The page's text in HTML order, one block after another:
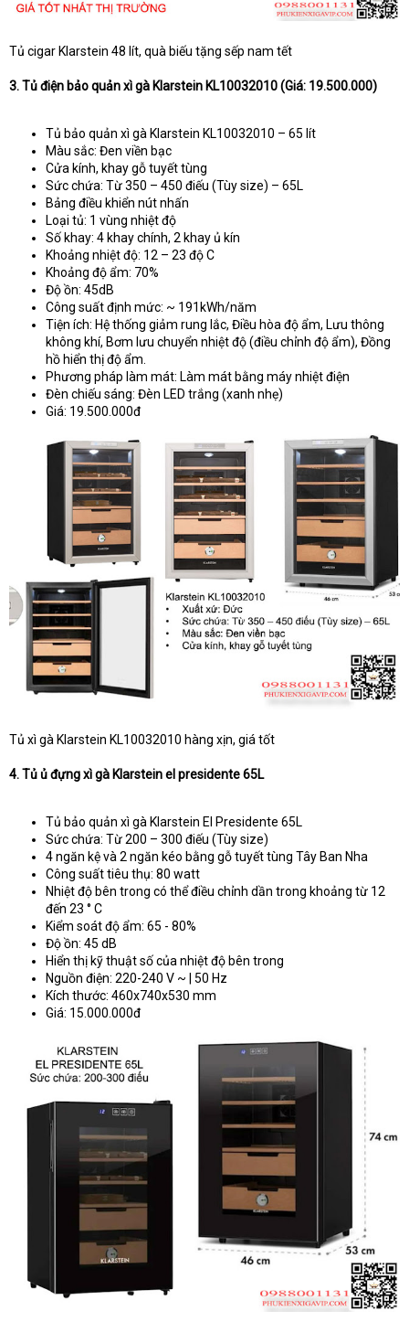
Tủ cigar Klarstein 48 lít, quà biếu tặng sếp nam tết
3. Tủ điện bảo quản xì gà Klarstein KL10032010 (Giá: 19.500.000)
Tủ bảo quản xì gà Klarstein KL10032010 – 65 lít
Màu sắc: Đen viền bạc
Cửa kính, khay gỗ tuyết tùng
Sức chứa: Từ 350 – 450 điếu (Tùy size) – 65L
Bảng điều khiển nút nhấn
Loại tủ: 1 vùng nhiệt độ
Số khay: 4 khay chính, 2 khay ủ kín
Khoảng nhiệt độ: 12 – 23 độ C
Khoảng độ ẩm: 70%
Độ ồn: 45dB
Công suất định mức: ~ 191kWh/năm
Tiện ích: Hệ thống giảm rung lắc, Điều hòa độ ẩm, Lưu thông
không khí, Bơm lưu chuyển nhiệt độ (điều chỉnh độ ẩm), Đồng
hồ hiển thị độ ẩm.
Phương pháp làm mát: Làm mát bằng máy nhiệt điện
Đèn chiếu sáng: Đèn LED trắng (xanh nhẹ)
Giá: 19.500.000đ
Tủ xì gà Klarstein KL10032010 hàng xịn, giá tốt
4. Tủ ủ đựng xì gà Klarstein el presidente 65L
Tủ bảo quản xì gà Klarstein El Presidente 65L
Sức chứa: Từ 200 – 300 điếu (Tùy size)
4 ngăn kệ và 2 ngăn kéo bằng gỗ tuyết tùng Tây Ban Nha
Công suất tiêu thụ: 80 watt
Nhiệt độ bên trong có thể điều chỉnh dần trong khoảng từ 12
đến 23 ° C
Kiểm soát độ ẩm: 65 - 80%
Độ ồn: 45 dB
Hiển thị kỹ thuật số của nhiệt độ bên trong
Nguồn điện: 220-240 V ~ | 50 Hz
Kích thước: 460x740x530 mm
Giá: 15.000.000đ